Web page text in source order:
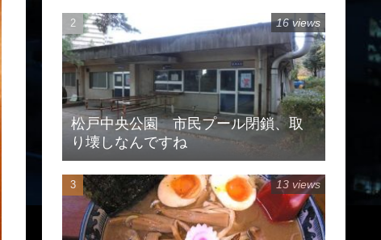
松戸中央公園 市民プール閉鎖、取
り壊しなんですね
16 views
13 views